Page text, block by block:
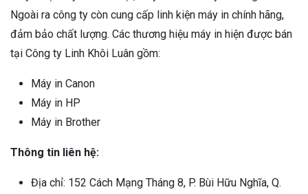
Ngoài ra công ty còn cung cấp linh kiện máy in chính hãng,
đảm bảo chất lượng. Các thương hiệu máy in hiện được bán
tại Công ty Linh Khôi Luân gồm:
Máy in Canon
Máy in HP
Máy in Brother
Thông tin liên hệ:
Địa chỉ: 152 Cách Mạng Tháng 8, P. Bùi Hữu Nghĩa, Q.